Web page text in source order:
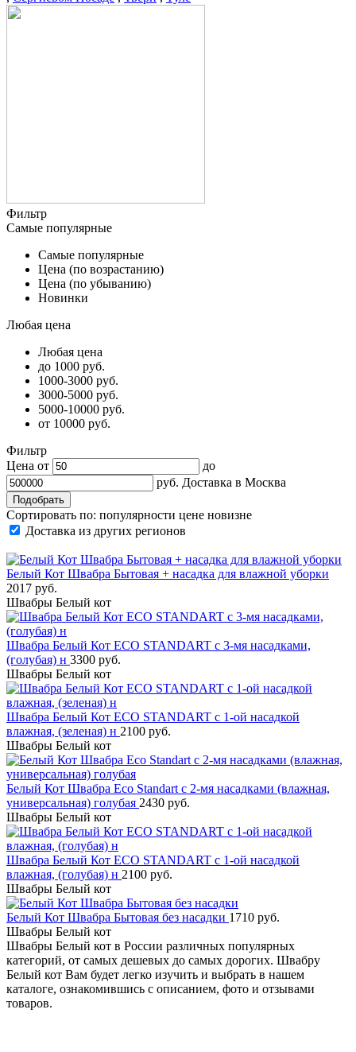
Фильтр
Самые популярные
Самые популярные
Цена (по возрастанию)
Цена (по убыванию)
Новинки
Любая цена
Любая цена
до 1000 руб.
1000-3000 руб.
3000-5000 руб.
5000-10000 руб.
от 10000 руб.
Фильтр
Цена от
до
руб. Доставка в Москва
Сортировать по: популярности цене новизне
Доставка из других регионов
Белый Кот Швабра Бытовая + насадка для влажной уборки
2017 руб.
Швабры Белый кот
Швабра Белый Кот ECO STANDART с 3-мя насадками,
(голубая) н 3300 руб.
Швабры Белый кот
Швабра Белый Кот ECO STANDART с 1-ой насадкой
влажная, (зеленая) н 2100 руб.
Швабры Белый кот
Белый Кот Швабра Eco Standart с 2-мя насадками (влажная,
универсальная) голубая 2430 руб.
Швабры Белый кот
Швабра Белый Кот ECO STANDART с 1-ой насадкой
влажная, (голубая) н 2100 руб.
Швабры Белый кот
Белый Кот Швабра Бытовая без насадки 1710 руб.
Швабры Белый кот
Швабры Белый кот в России различных популярных
категорий, от самых дешевых до самых дорогих. Швабру
Белый кот Вам будет легко изучить и выбрать в нашем
каталоге, ознакомившись с описанием, фото и отзывами
товаров.